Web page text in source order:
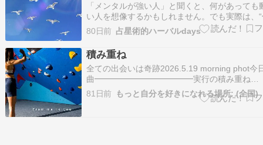
「メンタルが強い人」と聞くと、何があっても
い人を想像するかもしれません。でも実際は、
ない人”が強いわけではないんですよね。落ち
もある。迷うこともある。それでも、時間をか
ら戻ってこられる。星読みで見る“強さ”も、そ
回復力に近いものがあります。今回…
80日前 占星術的ハーバルdays
積み重ね
全ての出会いは奇跡2026.5.19 morning phot今
曲━━━━━━━━━━━━実行の積み重ね
━━━━━━━━━━━━5月19日午前7時25分
が牡牛座へと移動し火星は、6月29日までの約
81日前 もっと自分を好きになれる場所: (全国)